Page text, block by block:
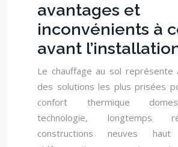
avantages et
inconvénients à
avant
Le chauffage au sol représente
des solutions les plus prisées
confort thermique
technologie, longtemps
constructions neuves